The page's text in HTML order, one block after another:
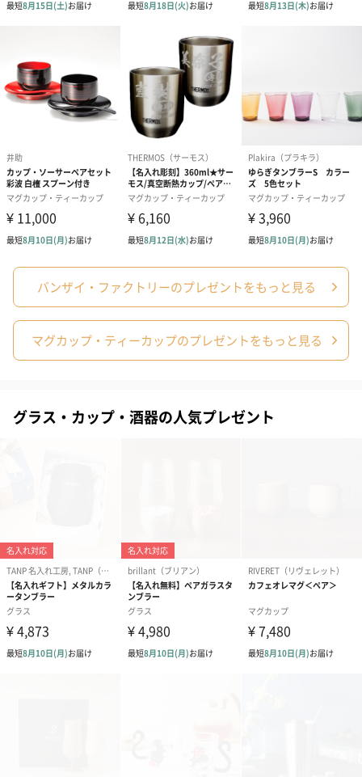
マギーカップ 本体*1
クリアケースに入った状態
原産国
バンザイ・ファクトリーのプレゼントをもっと見る
マグカップ・ティーカップのプレゼントをもっと見る
グラス・カップ・酒器の人気プレゼント